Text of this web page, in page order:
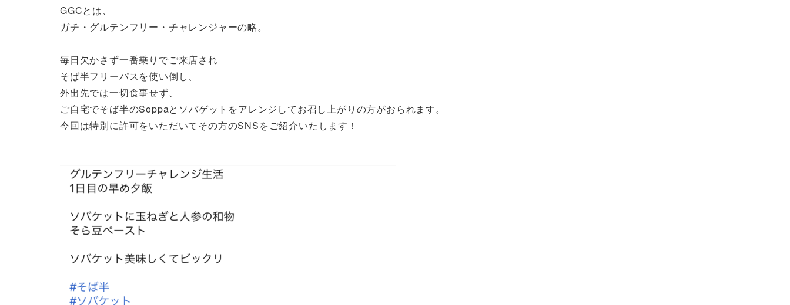
GGCとは、
ガチ・グルテンフリー・チャレンジャーの略。
毎日欠かさず一番乗りでご来店され
そば半フリーパスを使い倒し、
外出先では一切食事せず、
ご自宅でそば半のSoppaとソバゲットをアレンジしてお召し上がりの方がおられます。
今回は特別に許可をいただいてその方のSNSをご紹介いたします！